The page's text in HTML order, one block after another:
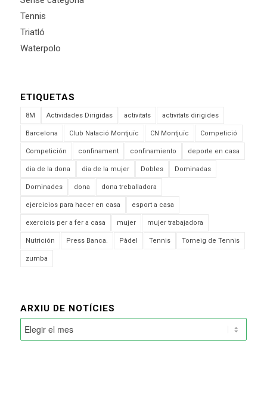
Tennis
Triatló
Waterpolo
ETIQUETAS
8M Actividades Dirigidas activitats activitats dirigides
Barcelona Club Natació Montjuïc CN Montjuïc Competició
Competición confinament confinamiento deporte en casa
dia de la dona dia de la mujer Dobles Dominadas
Dominades dona dona treballadora
ejercicios para hacer en casa esport a casa
exercicis per a fer a casa mujer mujer trabajadora
Nutrición Press Banca. Pàdel Tennis Torneig de Tennis
zumba
ARXIU DE NOTÍCIES